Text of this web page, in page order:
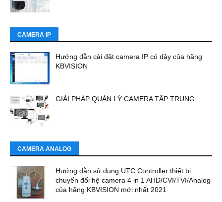
CAMERA IP
Hướng dẫn cài đặt camera IP có dây của hãng
KBVISION
GIẢI PHÁP QUẢN LÝ CAMERA TẬP TRUNG
CAMERA ANALOG
Hướng dẫn sử dụng UTC Controller thiết bị
chuyển đổi hệ camera 4 in 1 AHD/CVI/TVI/Analog
của hãng KBVISION mới nhất 2021